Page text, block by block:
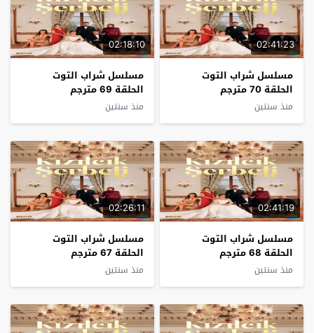
02:41:23
مسلسل شراب التوت
الحلقة 70 مترجم
منذ سنتين
02:18:10
مسلسل شراب التوت
الحلقة 69 مترجم
منذ سنتين
02:41:19
مسلسل شراب التوت
الحلقة 68 مترجم
منذ سنتين
02:26:11
مسلسل شراب التوت
الحلقة 67 مترجم
منذ سنتين